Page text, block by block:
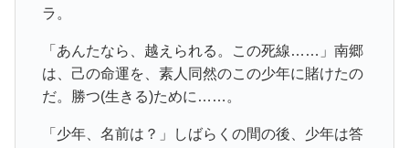
ラ。
「あんたなら、越えられる。この死線……」南郷
は、己の命運を、素人同然のこの少年に賭けたの
だ。勝つ(生きる)ために……。
「少年、名前は？」しばらくの間の後、少年は答